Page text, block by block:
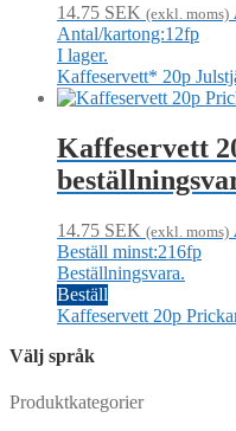
14.75 SEK (exkl. moms)
Antal/kartong:12fp
I lager.
Kaffeservett* 20p
Kaffeservett
14.75 SEK (exkl. moms)
Beställ minst:216fp
Beställningsvara.
Beställ
Kaffeservett 20p
Välj språk
Produktkategorier